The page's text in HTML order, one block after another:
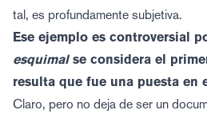
tal, es profundamente subjetiva.
Ese ejemplo es controversial
esquimalse considera el
resulta que fue una puesta en
Claro, pero no deja de ser un